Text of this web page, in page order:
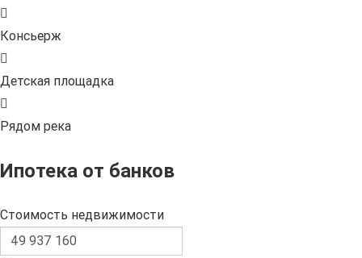
Консьерж
Детская площадка
Рядом река
Ипотека от банков
Стоимость недвижимости